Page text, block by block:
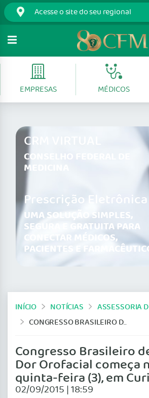
EMPRESAS MÉDICOS
CRM VIRTUAL
CONSELHO FEDERAL DE
MEDICINA
Prescrição Eletrônica
UMA SOLUÇÃO SIMPLES,
SEGURA E GRATUITA PARA
CONECTAR MÉDICOS,
PACIENTES E
INÍCIO NOTÍCIAS
ASSESSORIA
CONGRESSO BRASILEIRO DE CEFALEIA E DOR OROFACIAL COMEÇA NESTA QUINTA-FEIRA (3), EM CURITIBA (PR)
Congresso Brasileiro
Dor Orofacial começa
quinta-feira (3), em
02/09/2015 | 18:59